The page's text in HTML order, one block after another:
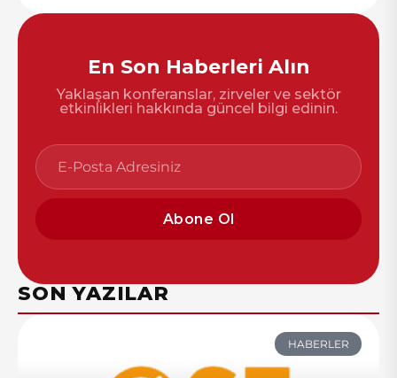
En Son Haberleri Alın
Yaklaşan konferanslar, zirveler ve sektör
etkinlikleri hakkında güncel bilgi edinin.
Abone Ol
SON YAZILAR
HABERLER